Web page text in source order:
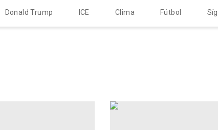
Donald Trump ICE Clima Fútbol